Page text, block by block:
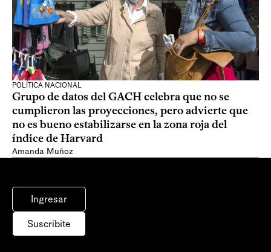
POLÍTICA NACIONAL
Grupo de datos del GACH celebra que no se
cumplieron las proyecciones, pero advierte que
no es bueno estabilizarse en la zona roja del
índice de Harvard
Amanda Muñoz
Ingresar
Suscribite